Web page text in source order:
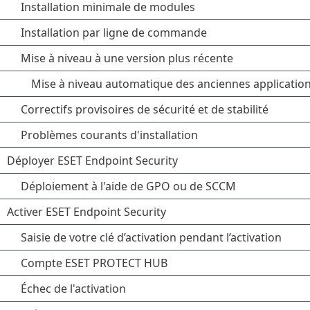
Installation minimale de modules
Installation par ligne de commande
Mise à niveau à une version plus récente
Mise à niveau automatique des anciennes
Correctifs provisoires de sécurité et de stabilité
Problèmes courants d'installation
Déployer ESET Endpoint Security
Déploiement à l'aide de GPO ou de SCCM
Activer ESET Endpoint Security
Saisie de votre clé d’activation pendant l’activation
Compte ESET PROTECT HUB
Échec de l'activation